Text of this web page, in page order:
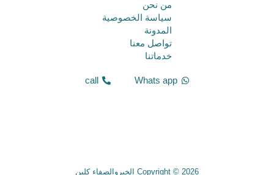
من نحن
سياسة الخصوصية
المدونة
تواصل معنا
خدماتنا
Whats app
call
Copyright © 2026 الخيروالصفاء كلين